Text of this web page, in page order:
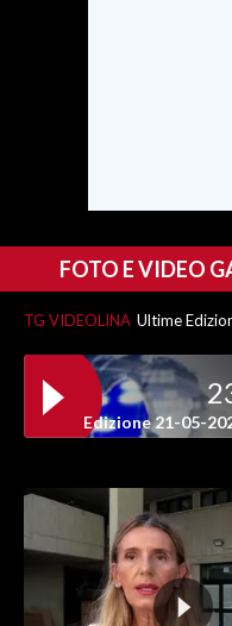
ANNUNCI
NECROLOGI
SPIAGGE
STORE
FOTO E VIDEO
TG VIDEOLINA Ultime
Edizione 21-05-